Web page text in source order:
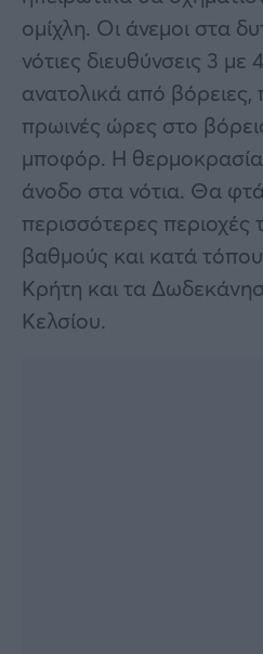
ομίχλη. Οι άνεμοι στα
νότιες διευθύνσεις 3
ανατολικά από βόρειες,
πρωινές ώρες στο
μποφόρ. Η θερμοκρασία
άνοδο στα νότια. Θα
περισσότερες περιοχές
βαθμούς και κατά
Κρήτη και τα
Κελσίου.